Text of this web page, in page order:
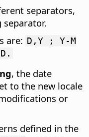
separators,
are: D,Y ; Y-M
, the date
to the new locale
or
defined in the